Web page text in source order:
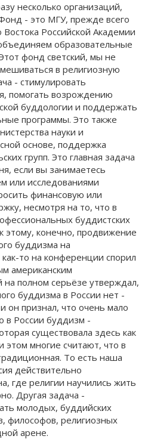
несколько организаций,
- это МГУ, прежде всего
Российской Академии
образовательные
фонд светский, мы не
в религиозную
- стимулировать
помогать возрождению
буддологии и поддержать
программы. Это также
науки и
основе, поддержка
групп. Это главная задача
если вы занимаетесь
или исследованиями
финансовую или
несмотря на то, что в
буддистских
этому, конечно, продвижение
буддизма на
то на конференции спорил
американским
на полном серьёзе утверждал,
буддизма в России нет -
он признал, что очень мало
в России буддизм -
существовала здесь как
этом многие считают, что в
То есть наша
действительно
где религии научились жить
Другая задача -
молодых, буддийских
философов, религиозных
арене.